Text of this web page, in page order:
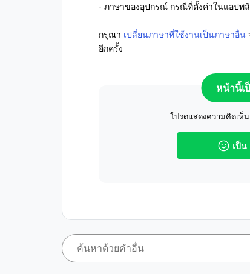
- ภาษาของอุปกรณ์ กรณีที่ตั้งค่าในแอปพลิ
กรุณา เปลี่ยนภาษาที่ใช้งานเป็นภาษาอื่น
อีกครั้ง
หน้านี้เ
โปรดแสดงความคิดเห็
เป็น